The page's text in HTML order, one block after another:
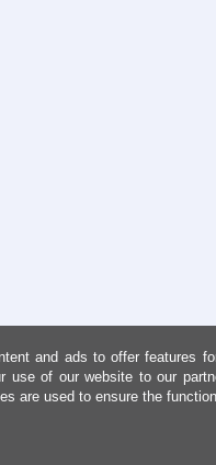
and ads to offer features
use of our website to our
are used to ensure the